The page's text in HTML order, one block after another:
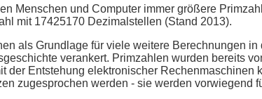
Menschen und Computer immer größere
mit 17425170 Dezimalstellen (Stand 2013).
als Grundlage für viele weitere Berechnungen in
verankert. Primzahlen wurden bereits
der Entstehung elektronischer Rechenmaschinen
zugesprochen werden - sie werden vorwiegend